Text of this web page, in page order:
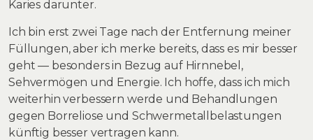
Karies darunter.
Ich bin erst zwei Tage nach der Entfernung meiner
Füllungen, aber ich merke bereits, dass es mir besser
geht — besonders in Bezug auf Hirnnebel,
Sehvermögen und Energie. Ich hoffe, dass ich mich
weiterhin verbessern werde und Behandlungen
gegen Borreliose und Schwermetallbelastungen
künftig besser vertragen kann.